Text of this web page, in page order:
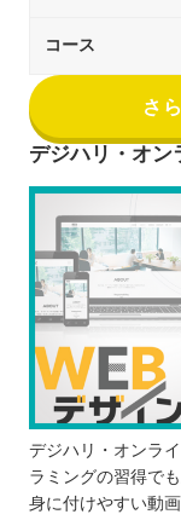
コース
さ
デジハリ・オン
デジハリ・オンラ
ラミングの習得で
身に付けやすい動